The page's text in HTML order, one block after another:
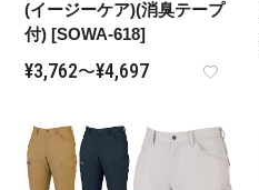
(イージーケア)(消臭テープ
付) [SOWA-618]
¥3,762〜¥4,697